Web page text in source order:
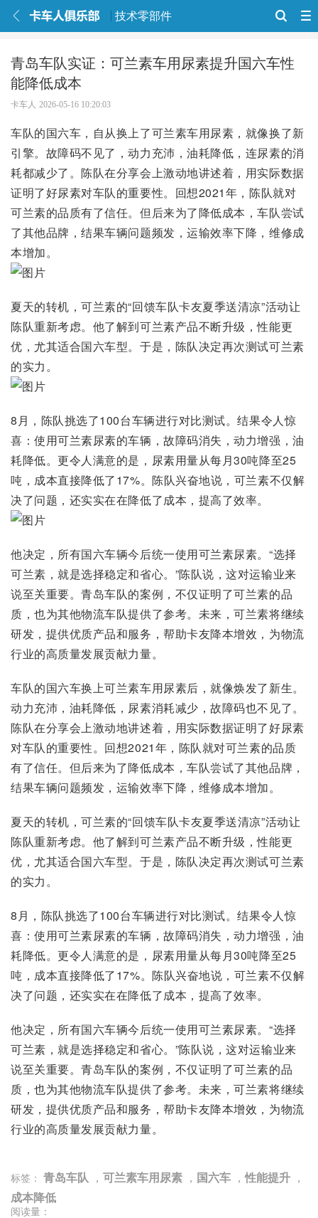
技术零部件
青岛车队实证：可兰素车用尿素提升国六车性
能降低成本
卡车人 2026-05-16 10:20:03
车队的国六车，自从换上了可兰素车用尿素，就像换了新
引擎。故障码不见了，动力充沛，油耗降低，连尿素的消
耗都减少了。陈队在分享会上激动地讲述着，用实际数据
证明了好尿素对车队的重要性。回想2021年，陈队就对
可兰素的品质有了信任。但后来为了降低成本，车队尝试
了其他品牌，结果车辆问题频发，运输效率下降，维修成
本增加。
夏天的转机，可兰素的“回馈车队卡友夏季送清凉”活动让
陈队重新考虑。他了解到可兰素产品不断升级，性能更
优，尤其适合国六车型。于是，陈队决定再次测试可兰素
的实力。
8月，陈队挑选了100台车辆进行对比测试。结果令人惊
喜：使用可兰素尿素的车辆，故障码消失，动力增强，油
耗降低。更令人满意的是，尿素用量从每月30吨降至25
吨，成本直接降低了17%。陈队兴奋地说，可兰素不仅解
决了问题，还实实在在降低了成本，提高了效率。
他决定，所有国六车辆今后统一使用可兰素尿素。“选择
可兰素，就是选择稳定和省心。”陈队说，这对运输业来
说至关重要。青岛车队的案例，不仅证明了可兰素的品
质，也为其他物流车队提供了参考。未来，可兰素将继续
研发，提供优质产品和服务，帮助卡友降本增效，为物流
行业的高质量发展贡献力量。
车队的国六车换上可兰素车用尿素后，就像焕发了新生。
动力充沛，油耗降低，尿素消耗减少，故障码也不见了。
陈队在分享会上激动地讲述着，用实际数据证明了好尿素
对车队的重要性。回想2021年，陈队就对可兰素的品质
有了信任。但后来为了降低成本，车队尝试了其他品牌，
结果车辆问题频发，运输效率下降，维修成本增加。
夏天的转机，可兰素的“回馈车队卡友夏季送清凉”活动让
陈队重新考虑。他了解到可兰素产品不断升级，性能更
优，尤其适合国六车型。于是，陈队决定再次测试可兰素
的实力。
8月，陈队挑选了100台车辆进行对比测试。结果令人惊
喜：使用可兰素尿素的车辆，故障码消失，动力增强，油
耗降低。更令人满意的是，尿素用量从每月30吨降至25
吨，成本直接降低了17%。陈队兴奋地说，可兰素不仅解
决了问题，还实实在在降低了成本，提高了效率。
他决定，所有国六车辆今后统一使用可兰素尿素。“选择
可兰素，就是选择稳定和省心。”陈队说，这对运输业来
说至关重要。青岛车队的案例，不仅证明了可兰素的品
质，也为其他物流车队提供了参考。未来，可兰素将继续
研发，提供优质产品和服务，帮助卡友降本增效，为物流
行业的高质量发展贡献力量。
标签： 青岛车队 ， 可兰素车用尿素 ， 国六车 ，性能提升 ，
成本降低
阅读量：